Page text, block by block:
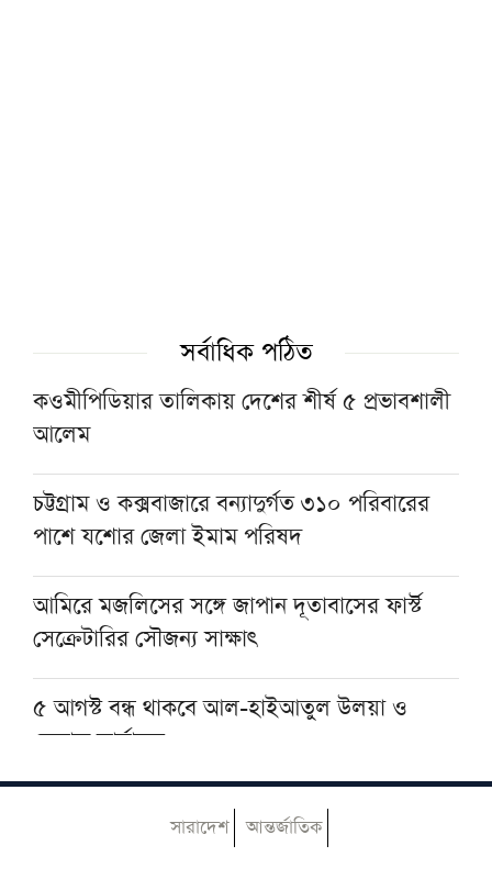
আসনের এমপির বৈঠক
শায়খ আওয়ামার মোবারক সান্নিধ্যে
মসজিদের ছাদে বিদ্যুৎস্পৃষ্টে প্রাণ গেল মুয়াজ্জিনের
মুহাম্মদ (সা.)-কে সর্বশেষ নবী বিশ্বাস না করলে
মুসলমান থাকা যায় না: দেওবন্দের মুহতামিম
সর্বাধিক পঠিত
কওমীপিডিয়ার তালিকায় দেশের শীর্ষ ৫ প্রভাবশালী
আলেম
চট্টগ্রাম ও কক্সবাজারে বন্যাদুর্গত ৩১০ পরিবারের
পাশে যশোর জেলা ইমাম পরিষদ
আমিরে মজলিসের সঙ্গে জাপান দূতাবাসের ফার্স্ট
সেক্রেটারির সৌজন্য সাক্ষাৎ
৫ আগস্ট বন্ধ থাকবে আল-হাইআতুল উলয়া ও
বেফাক কার্যালয়
হেজবুত তাওহীদ কেন ভ্রান্ত, কী তাদের আকিদা
সারাদেশ আন্তর্জাতিক